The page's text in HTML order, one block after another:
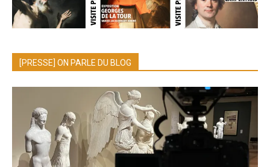
[PRESSE] ON PARLE DU BLOG